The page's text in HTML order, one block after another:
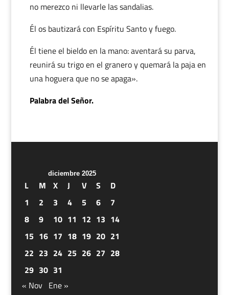
no merezco ni llevarle las sandalias.
Él os bautizará con Espíritu Santo y fuego.
Él tiene el bieldo en la mano: aventará su parva,
reunirá su trigo en el granero y quemará la paja en
una hoguera que no se apaga».
Palabra del Señor.
diciembre 2025
L M X J V S
D
1
2 3 4 5 6
7
8
9 10 11 12 13 14
15 16 17 18 19 20 21
22 23 24 25 26 27 28
29 30 31
« Nov Ene »